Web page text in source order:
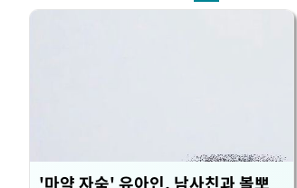
'마약 자숙' 유아인, 남사친과 볼뽀